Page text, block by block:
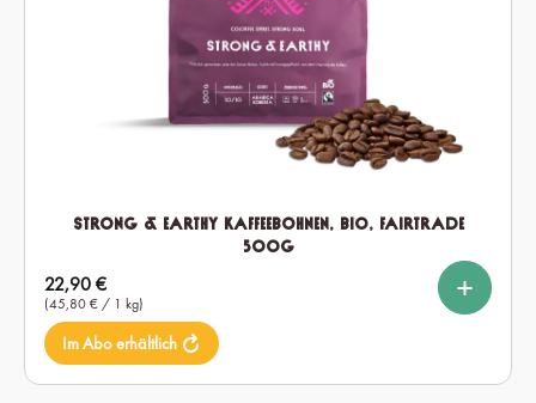
Strong & Earthy Kaffeebohnen, Bio, Fairtrade
500g
Setmenge
1x
(45,80 € / 1 kg)
Regulärer Preis:
22,90 €
Im Abo erhältlich